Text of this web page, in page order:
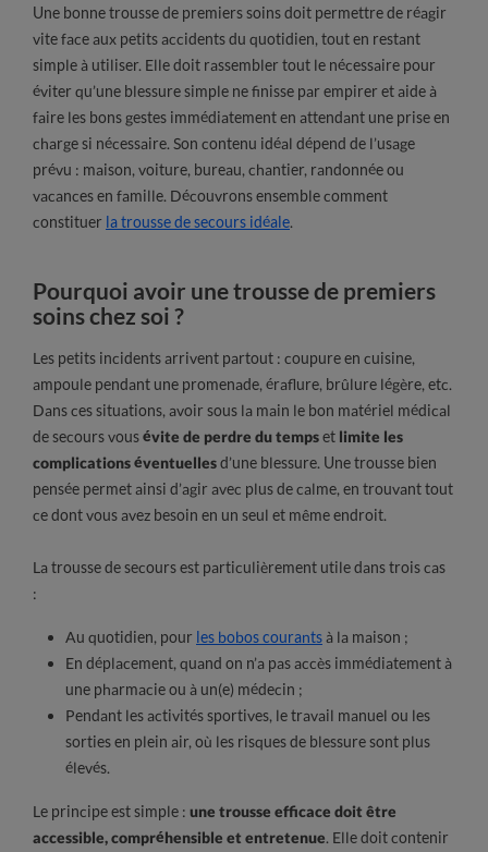
Une bonne trousse de premiers soins doit permettre de réagir
vite face aux petits accidents du quotidien, tout en restant
simple à utiliser. Elle doit rassembler tout le nécessaire pour
éviter qu’une blessure simple ne finisse par empirer et aide à
faire les bons gestes immédiatement en attendant une prise en
charge si nécessaire. Son contenu idéal dépend de l’usage
prévu : maison, voiture, bureau, chantier, randonnée ou
vacances en famille. Découvrons ensemble comment
constituer la trousse de secours idéale.
Pourquoi avoir une trousse de premiers
soins chez soi ?
Les petits incidents arrivent partout : coupure en cuisine,
ampoule pendant une promenade, éraflure, brûlure légère, etc.
Dans ces situations, avoir sous la main le bon matériel médical
de secours vousévite de perdre du tempset limite les
complications éventuellesd’une blessure. Une trousse bien
pensée permet ainsi d’agir avec plus de calme, en trouvant tout
ce dont vous avez besoin en un seul et même endroit.
La trousse de secours est particulièrement utile dans trois cas
:
Au quotidien, pour les bobos courantsà la maison ;
En déplacement, quand on n’a pas accès immédiatement à
une pharmacie ou à un(e) médecin ;
Pendant les activités sportives, le travail manuel ou les
sorties en plein air, où les risques de blessure sont plus
élevés.
Le principe est simple : une trousse efficace doit être
accessible, compréhensible et entretenue. Elle doit contenir